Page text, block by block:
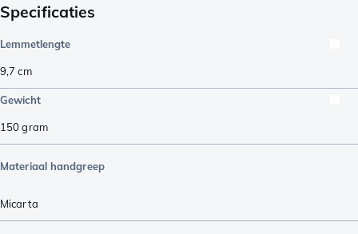
Specificaties
Lemmetlengte
9,7 cm
Gewicht
150gram
Materiaal handgreep
Micarta